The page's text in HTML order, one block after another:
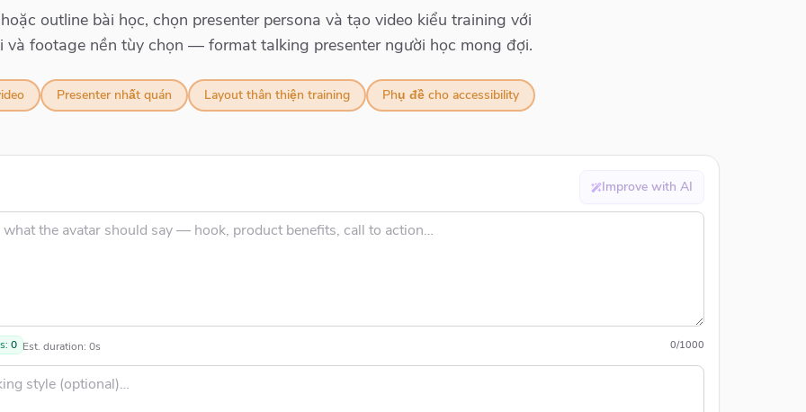
outline bài học, chọn presenter persona và tạo video kiểu training với
và footage nền tùy chọn — format talking presenter người học mong đợi.
Presenter nhất quán Layout thân thiện training Phụ đề cho accessibility
Improve with AI
0 Est. duration: 0s 0/1000